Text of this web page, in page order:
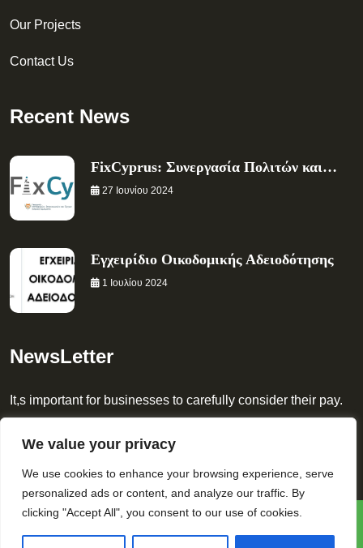
We value your privacy
We use cookies to enhance your browsing experience, serve
personalized ads or content, and analyze our traffic. By
clicking "Accept All", you consent to our use of cookies.
Our Projects
Contact Us
Recent News
FixCyprus: Συνεργασία Πολιτών και…
27 Ιουνίου 2024
Εγχειρίδιο Οικοδομικής Αδειοδότησης
1 Ιουλίου 2024
NewsLetter
It,s important for businesses to carefully consider their pay.